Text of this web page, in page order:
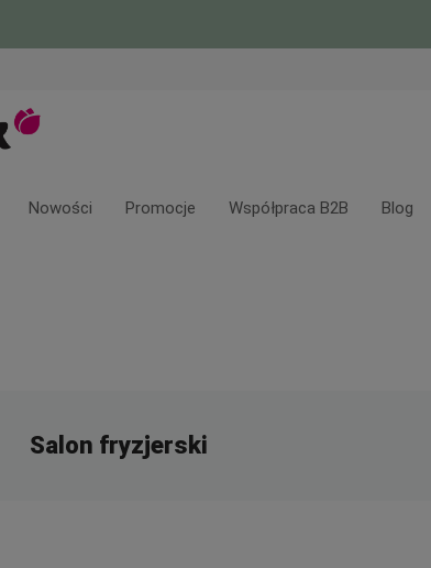
Nowości Promocje Współpraca B2B Blog
Salon fryzjerski